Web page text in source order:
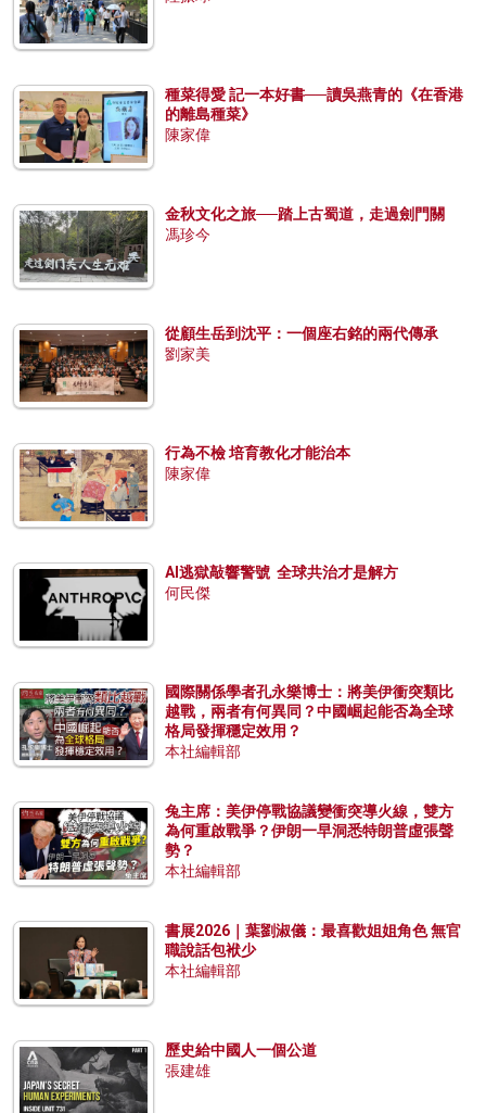
種菜得愛 記一本好書──讀吳燕青的《在香港
的離島種菜》
陳家偉
金秋文化之旅──踏上古蜀道，走過劍門關
馮珍今
從顧生岳到沈平：一個座右銘的兩代傳承
劉家美
行為不檢 培育教化才能治本
陳家偉
AI逃獄敲響警號 全球共治才是解方
何民傑
國際關係學者孔永樂博士：將美伊衝突類比
越戰，兩者有何異同？中國崛起能否為全球
格局發揮穩定效用？
本社編輯部
兔主席：美伊停戰協議變衝突導火線，雙方
為何重啟戰爭？伊朗一早洞悉特朗普虛張聲
勢？
本社編輯部
書展2026｜葉劉淑儀：最喜歡姐姐角色 無官
職說話包袱少
本社編輯部
歷史給中國人一個公道
張建雄